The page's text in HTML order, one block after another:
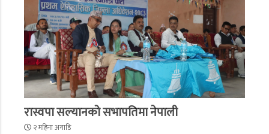
रास्वपा सल्यानको सभापतिमा नेपाली
२ महिना अगाडि